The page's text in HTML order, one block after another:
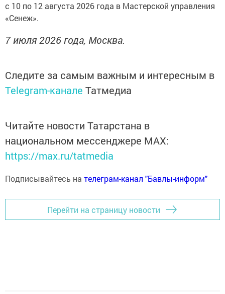
с 10 по 12 августа 2026 года в Мастерской управления
«Сенеж».
7 июля 2026 года, Москва.
Следите за самым важным и интересным в
Telegram-канале Татмедиа
Читайте новости Татарстана в
национальном мессенджере MАХ:
https://max.ru/tatmedia
Подписывайтесь на телеграм-канал "Бавлы-информ"
Перейти на страницу новости